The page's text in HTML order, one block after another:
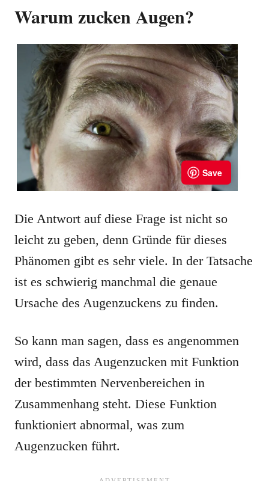
Warum zucken Augen?
Die Antwort auf diese Frage ist nicht so
leicht zu geben, denn Gründe für dieses
Phänomen gibt es sehr viele. In der Tatsache
ist es schwierig manchmal die genaue
Ursache des Augenzuckens zu finden.
So kann man sagen, dass es angenommen
wird, dass das Augenzucken mit Funktion
der bestimmten Nervenbereichen in
Zusammenhang steht. Diese Funktion
funktioniert abnormal, was zum
Augenzucken führt.